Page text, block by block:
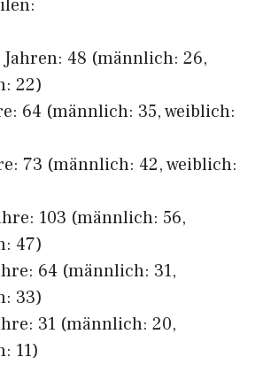
48 (männlich: 26,
22)
64 (männlich: 35, weiblich:
73 (männlich: 42, weiblich:
103 (männlich: 56,
47)
64 (männlich: 31,
33)
31 (männlich: 20,
11)